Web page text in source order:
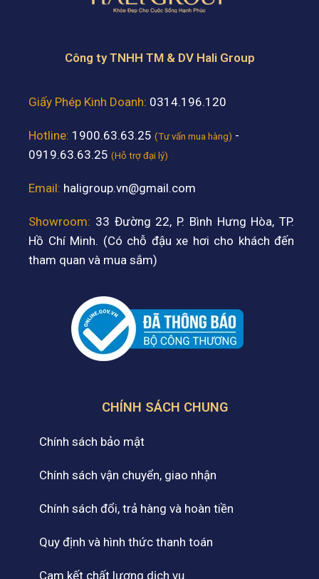
Công ty TNHH TM & DV Hali Group
Giấy Phép Kinh Doanh: 0314.196.120
Hotline: 1900.63.63.25 (Tư vấn mua hàng) -
0919.63.63.25 (Hỗ trợ đại lý)
Email: haligroup.vn@gmail.com
Showroom: 33 Đường 22, P. Bình Hưng Hòa, TP.
Hồ Chí Minh. (Có chỗ đậu xe hơi cho khách đến
tham quan và mua sắm)
CHÍNH SÁCH CHUNG
Chính sách bảo mật
Chính sách vận chuyển, giao nhận
Chính sách đổi, trả hàng và hoàn tiền
Quy định và hình thức thanh toán
Cam kết chất lượng dịch vụ